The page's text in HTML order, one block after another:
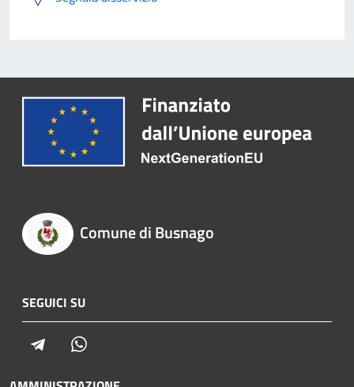
Comune di Busnago
SEGUICI SU
Telegram